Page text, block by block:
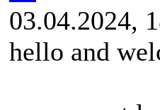
03.04.2024,
hello and